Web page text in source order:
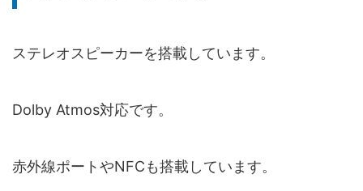
ステレオスピーカーを搭載しています。
Dolby Atmos対応です。
赤外線ポートやNFCも搭載しています。